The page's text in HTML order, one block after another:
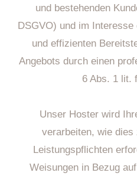
und bestehenden
DSGVO) und im
und effizienten
Angebots durch einen
6 Abs. 1 lit.
Unser Hoster wird
verarbeiten, wie
Leistungspflichten
Weisungen in Bezug